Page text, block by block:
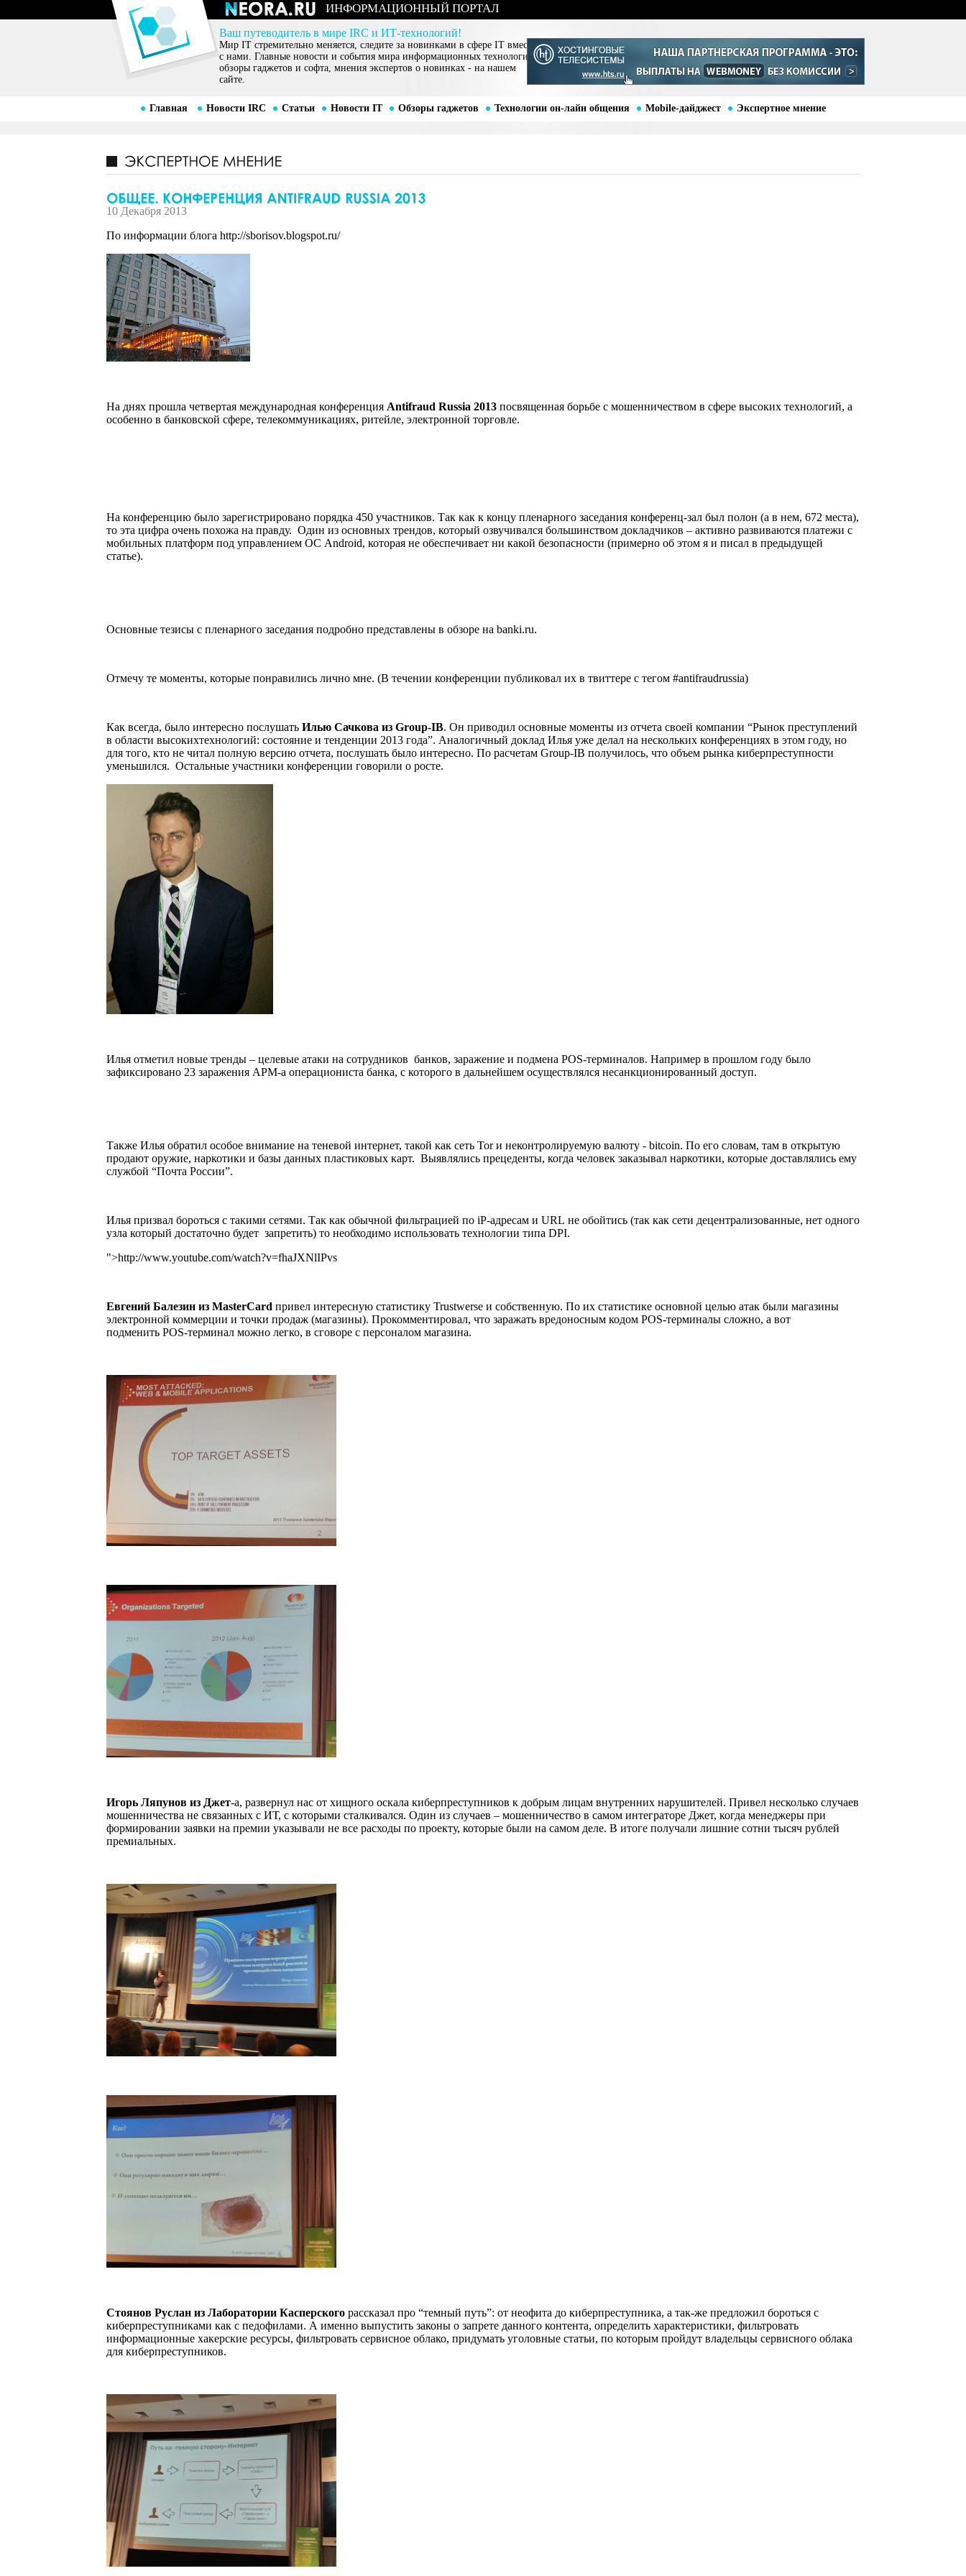
ИНФОРМАЦИОННЫЙ ПОРТАЛ
Ваш путеводитель в мире IRC и ИТ-технологий!
Мир IT стремительно меняется, следите за новинками в сфере IT вместе
с нами. Главные новости и события мира информационных технологий,
обзоры гаджетов и софта, мнения экспертов о новинках - на нашем
сайте.
Главная Новости IRC Статьи Новости IT Обзоры гаджетов Технологии он-лайн общения Mobile-дайджест Экспертное мнение
10 Декабря 2013
По информации блога http://sborisov.blogspot.ru/
На днях прошла четвертая международная конференция Antifraud Russia 2013 посвященная борьбе с мошенничеством в сфере высоких технологий, а
особенно в банковской сфере, телекоммуникациях, ритейле, электронной торговле.
На конференцию было зарегистрировано порядка 450 участников. Так как к концу пленарного заседания конференц-зал был полон (а в нем, 672 места),
то эта цифра очень похожа на правду. Один из основных трендов, который озвучивался большинством докладчиков – активно развиваются платежи с
мобильных платформ под управлением ОС Android, которая не обеспечивает ни какой безопасности (примерно об этом я и писал в предыдущей
статье).
Основные тезисы с пленарного заседания подробно представлены в обзоре на banki.ru.
Отмечу те моменты, которые понравились лично мне. (В течении конференции публиковал их в твиттере с тегом #antifraudrussia)
Как всегда, было интересно послушать Илью Сачкова из Group-IB. Он приводил основные моменты из отчета своей компании “Рынок преступлений
в области высокихтехнологий: состояние и тенденции 2013 года”. Аналогичный доклад Илья уже делал на нескольких конференциях в этом году, но
для того, кто не читал полную версию отчета, послушать было интересно. По расчетам Group-IB получилось, что объем рынка киберпреступности
уменьшился. Остальные участники конференции говорили о росте.
Илья отметил новые тренды – целевые атаки на сотрудников банков, заражение и подмена POS-терминалов. Например в прошлом году было
зафиксировано 23 заражения АРМ-а операциониста банка, с которого в дальнейшем осуществлялся несанкционированный доступ.
Также Илья обратил особое внимание на теневой интернет, такой как сеть Torи неконтролируемую валюту - bitcoin. По его словам, там в открытую
продают оружие, наркотики и базы данных пластиковых карт. Выявлялись прецеденты, когда человек заказывал наркотики, которые доставлялись ему
службой “Почта России”.
Илья призвал бороться с такими сетями. Так как обычной фильтрацией по iP-адресам и URL не обойтись (так как сети децентрализованные, нет одного
узла который достаточно будет запретить) то необходимо использовать технологии типа DPI.
">http://www.youtube.com/watch?v=fhaJXNlIPvs
Евгений Балезин из MasterCard привел интересную статистику Trustwerse и собственную. По их статистике основной целью атак были магазины
электронной коммерции и точки продаж (магазины). Прокомментировал, что заражать вредоносным кодом POS-терминалы сложно, а вот
подменить POS-терминал можно легко, в сговоре с персоналом магазина.
Игорь Ляпунов из Джет-а, развернул нас от хищного оскала киберпреступников к добрым лицам внутренних нарушителей. Привел несколько случаев
мошенничества не связанных с ИТ, с которыми сталкивался. Один из случаев – мошенничество в самом интеграторе Джет, когда менеджеры при
формировании заявки на премии указывали не все расходы по проекту, которые были на самом деле. В итоге получали лишние сотни тысяч рублей
премиальных.
Стоянов Руслан из Лаборатории Касперского рассказал про “темный путь”: от неофита до киберпреступника, а так-же предложил бороться с
киберпреступниками как с педофилами. А именно выпустить законы о запрете данного контента, определить характеристики, фильтровать
информационные хакерские ресурсы, фильтровать сервисное облако, придумать уголовные статьи, по которым пройдут владельцы сервисного облака
для киберпреступников.